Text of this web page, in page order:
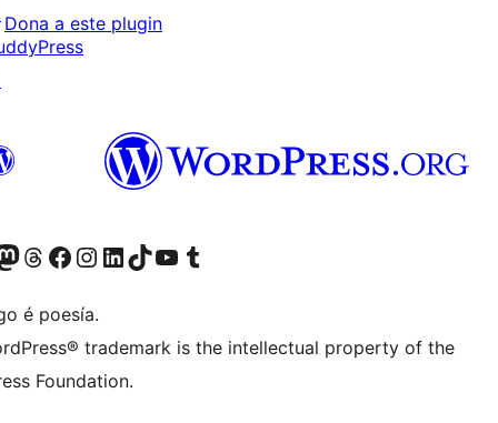
Dona a este plugin
Twitter)
conta de Bluesky
a nosa conta de Mastodon
Visita a nosa conta de Threads
Visita a nosa páxina de Facebook
Visita a nosa conta de Instagram
Visita a nosa conta de LinkedIn
Visita a nosa conta de TikTok
Visita a nosa canle de YouTube
Visita a nosa conta de Tumblr
é poesía.
trademark is the intellectual property of the
Foundation.